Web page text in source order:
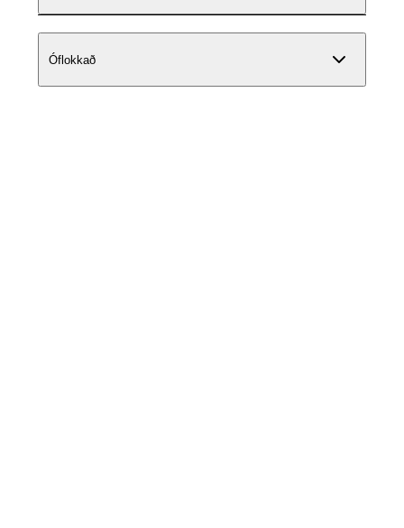
Óflokkað